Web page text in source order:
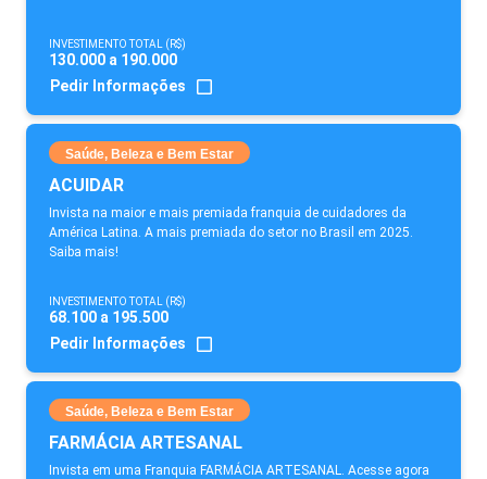
INVESTIMENTO TOTAL (R$)
130.000 a 190.000
Pedir Informações
Saúde, Beleza e Bem Estar
ACUIDAR
Invista na maior e mais premiada franquia de cuidadores da
América Latina. A mais premiada do setor no Brasil em 2025.
Saiba mais!
INVESTIMENTO TOTAL (R$)
68.100 a 195.500
Pedir Informações
Saúde, Beleza e Bem Estar
FARMÁCIA ARTESANAL
Invista em uma Franquia FARMÁCIA ARTESANAL. Acesse agora